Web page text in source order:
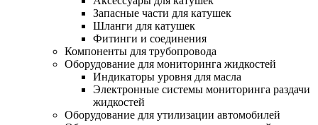
Запасные части для катушек
Шланги для катушек
Фитинги и соединения
Компоненты для трубопровода
Оборудование для мониторинга жидкостей
Индикаторы уровня для масла
Электронные системы мониторинга раздачи
жидкостей
Оборудование для утилизации автомобилей